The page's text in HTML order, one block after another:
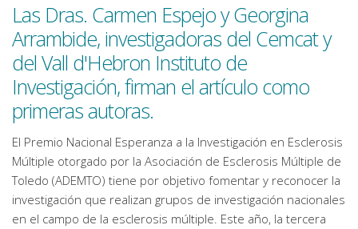
Las Dras. Carmen Espejo y Georgina
Arrambide, investigadoras del Cemcat y
del Vall d'Hebron Instituto de
Investigación, firman el artículo como
primeras autoras.
El Premio Nacional Esperanza a la Investigación en Esclerosis
Múltiple otorgado por la Asociación de Esclerosis Múltiple de
Toledo (ADEMTO) tiene por objetivo fomentar y reconocer la
investigación que realizan grupos de investigación nacionales
en el campo de la esclerosis múltiple. Este año, la tercera